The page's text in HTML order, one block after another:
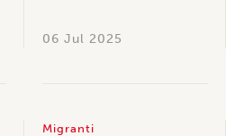
06 Jul 2025
Migranti